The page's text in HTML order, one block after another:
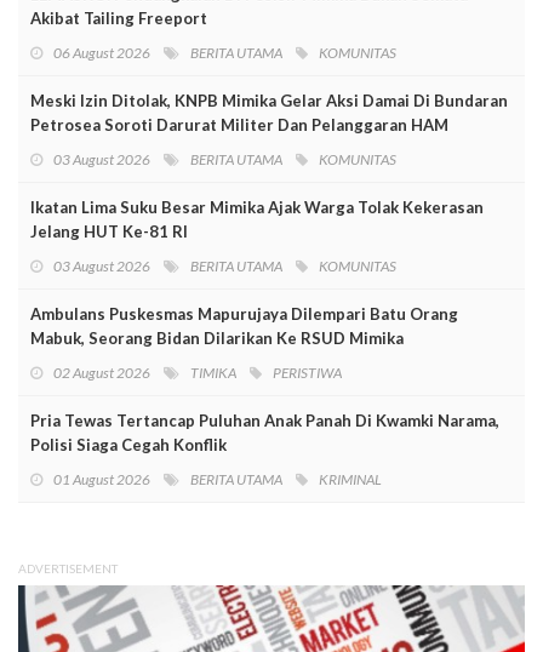
Akibat Tailing Freeport
06 August 2026 BERITA UTAMA KOMUNITAS
Meski Izin Ditolak, KNPB Mimika Gelar Aksi Damai Di Bundaran
Petrosea Soroti Darurat Militer Dan Pelanggaran HAM
03 August 2026 BERITA UTAMA KOMUNITAS
Ikatan Lima Suku Besar Mimika Ajak Warga Tolak Kekerasan
Jelang HUT Ke-81 RI
03 August 2026 BERITA UTAMA KOMUNITAS
Ambulans Puskesmas Mapurujaya Dilempari Batu Orang
Mabuk, Seorang Bidan Dilarikan Ke RSUD Mimika
02 August 2026 TIMIKA PERISTIWA
Pria Tewas Tertancap Puluhan Anak Panah Di Kwamki Narama,
Polisi Siaga Cegah Konflik
01 August 2026 BERITA UTAMA KRIMINAL
ADVERTISEMENT